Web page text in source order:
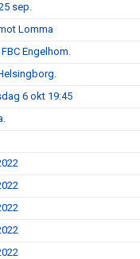
sep.
Lomma
Engelhom.
6 okt 19:45